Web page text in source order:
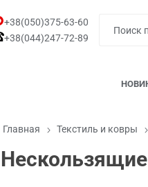
+38(050)375-63-60
+38(044)247-72-89
Главная Текстиль и ковры